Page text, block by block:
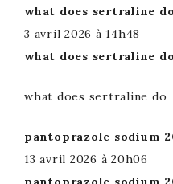
what does sertraline do
3 avril 2026 à 14h48
what does sertraline do
what does sertraline do
pantoprazole sodium
13 avril 2026 à 20h06